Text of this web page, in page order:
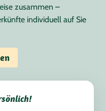
zusammen –
individuell auf Sie